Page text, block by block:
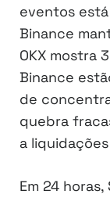
eventos
Binance
OKX mostra
Binance
de
quebra
a
Em 24